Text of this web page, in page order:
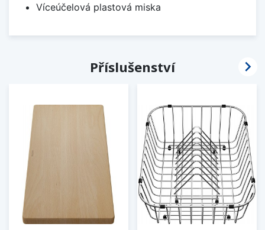
Víceúčelová plastová miska
Příslušenství 